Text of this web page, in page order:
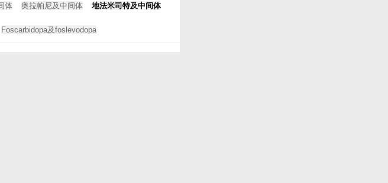
体 奥拉帕尼及中间体 地法米司特及中间体
Foscarbidopa及foslevodopa